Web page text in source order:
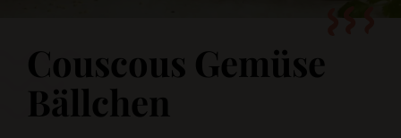
Couscous Gemüse
Bällchen